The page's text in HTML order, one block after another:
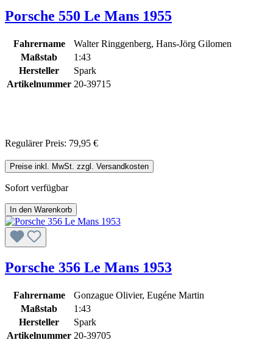
Porsche 550 Le Mans 1955
Fahrername
Walter Ringgenberg, Hans-Jörg Gilomen
Maßstab
1:43
Hersteller
Spark
Artikelnummer 20-39715
Regulärer Preis: 79,95 €
Preise inkl. MwSt. zzgl. Versandkosten
Sofort verfügbar
In den Warenkorb
Porsche 356 Le Mans 1953
Fahrername
Gonzague Olivier, Eugéne Martin
Maßstab
1:43
Hersteller
Spark
Artikelnummer 20-39705